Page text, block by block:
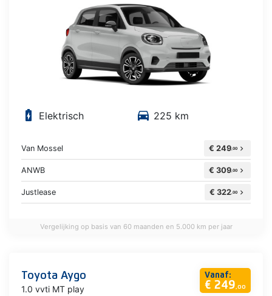
battery_charging_full Elektrisch directions_car 225 km
Van Mossel € 249,00 chevron_right
ANWB € 309,00 chevron_right
Justlease € 322,00 chevron_right
Vergelijking op basis van 60 maanden en 5.000 km per jaar
Vanaf:
€ 249,00
Toyota Aygo
1.0 vvti MT play